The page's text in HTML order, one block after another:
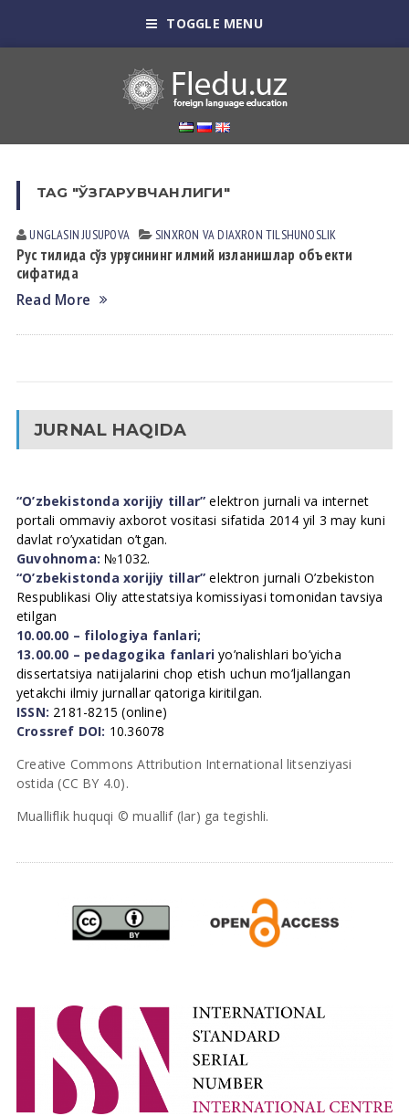
TOGGLE MENU
TAG "ЎЗГАРУВЧАНЛИГИ"
UNGLASIN JUSUPOVА SINXRON VА DIАXRON TILSHUNOSLIK
Рус тилида сўз урғусининг илмий изланишлар объекти
сифатида
Read More
JURNAL HAQIDA
“O’zbekistonda xorijiy tillar” elektron jurnali va internet
portali ommaviy axborot vositasi sifatida 2014 yil 3 may kuni
davlat ro’yxatidan o’tgan.
Guvohnoma: №1032.
“O’zbekistonda xorijiy tillar” elektron jurnali O’zbekiston
Respublikasi Oliy attestatsiya komissiyasi tomonidan tavsiya
etilgan
10.00.00 – filologiya fanlari;
13.00.00 – pedagogika fanlari yo’nalishlari bo’yicha
dissertatsiya natijalarini chop etish uchun mo’ljallangan
yetakchi ilmiy jurnallar qatoriga kiritilgan.
ISSN: 2181-8215 (online)
Crossref DOI: 10.36078
Creative Commons Attribution International litsenziyasi
ostida (CC BY 4.0).
Mualliflik huquqi © muallif (lar) ga tegishli.